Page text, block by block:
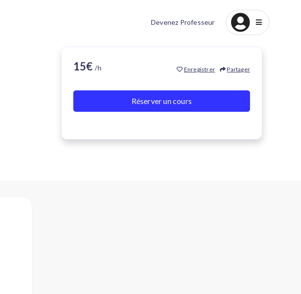
Devenez Professeur
15€/h Enregistrer Partager
Réserver un cours